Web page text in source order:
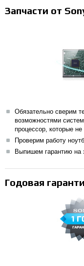
Запчасти от
Обязательно сверим
возможностями
процессор, которые не
Проверим работу
Выпишем гарантию на
Годовая